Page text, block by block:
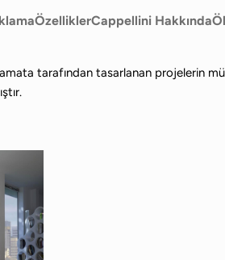
ÖzelliklerCappellini Hakkında
tarafından tasarlanan projelerin